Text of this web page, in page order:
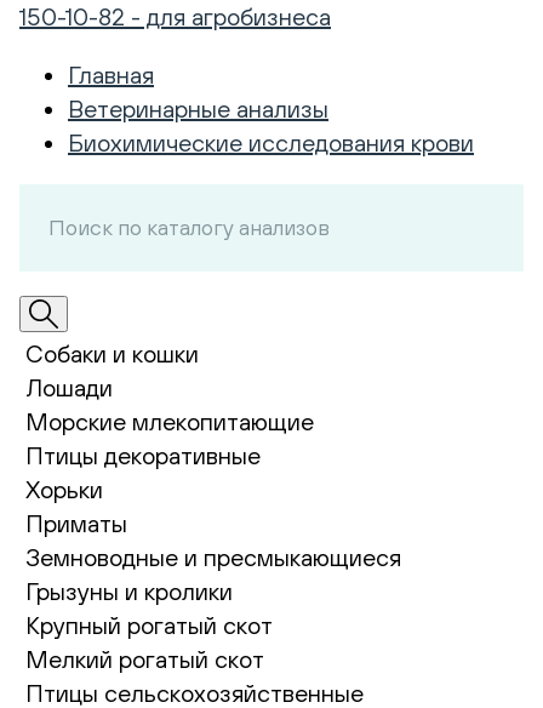
150-10-82 - для агробизнеса
Главная
Ветеринарные анализы
Биохимические исследования крови
Собаки и кошки
Лошади
Морские млекопитающие
Птицы декоративные
Хорьки
Приматы
Земноводные и пресмыкающиеся
Грызуны и кролики
Крупный рогатый скот
Мелкий рогатый скот
Птицы сельскохозяйственные